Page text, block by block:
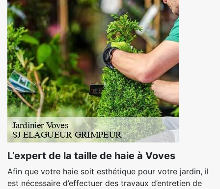
L’expert de la taille de haie à Voves
Afin que votre haie soit esthétique pour votre jardin, il
est nécessaire d’effectuer des travaux d’entretien de